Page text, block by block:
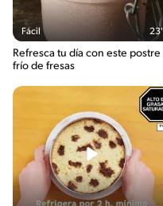
Fácil 23'
Refresca tu día con este postre
frío de fresas